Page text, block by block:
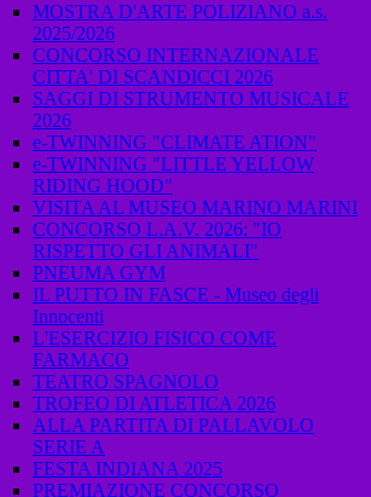
MOSTRA D'ARTE POLIZIANO a.s.
2025/2026
CONCORSO INTERNAZIONALE
CITTA' DI SCANDICCI 2026
SAGGI DI STRUMENTO MUSICALE
2026
e-TWINNING "CLIMATE ATION"
e-TWINNING "LITTLE YELLOW
RIDING HOOD"
VISITA AL MUSEO MARINO MARINI
CONCORSO L.A.V. 2026: "IO
RISPETTO GLI ANIMALI"
PNEUMA GYM
IL PUTTO IN FASCE - Museo degli
Innocenti
L'ESERCIZIO FISICO COME
FARMACO
TEATRO SPAGNOLO
TROFEO DI ATLETICA 2026
ALLA PARTITA DI PALLAVOLO
SERIE A
FESTA INDIANA 2025
PREMIAZIONE CONCORSO